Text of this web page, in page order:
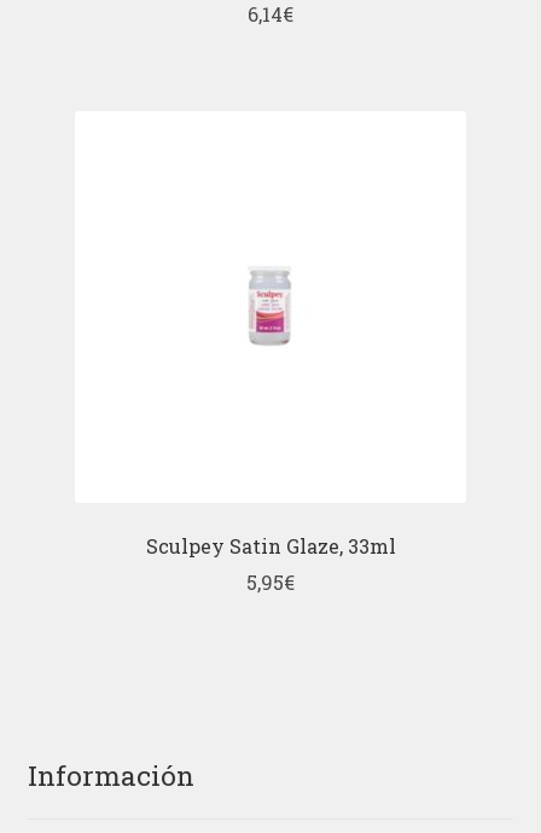
6,14€
Sculpey Satin Glaze, 33ml
5,95€
Información